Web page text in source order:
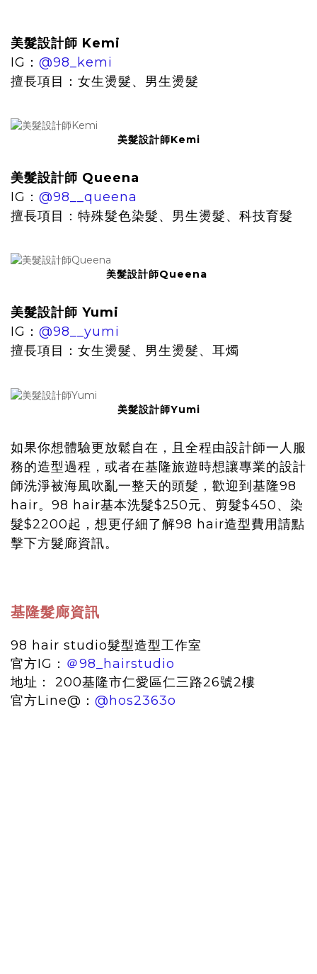
美髮設計師 Kemi
IG： @98_kemi
擅長項目：女生燙髮、男生燙髮
美髮設計師Kemi
美髮設計師 Queena
IG： @98__queena
擅長項目：特殊髮色染髮、男生燙髮、科技育髮
美髮設計師Queena
美髮設計師 Yumi
IG： @98__yumi
擅長項目：女生燙髮、男生燙髮、耳燭
美髮設計師Yumi
如果你想體驗更放鬆自在，且全程由設計師一人服
務的造型過程，或者在基隆旅遊時想讓專業的設計
師洗淨被海風吹亂一整天的頭髮，歡迎到基隆98
hair。98 hair基本洗髮$250元、剪髮$450、染
髮$2200起，想更仔細了解98 hair造型費用請點
擊下方髮廊資訊。
基隆髮廊資訊
98 hair studio髮型造型工作室
官方IG： ＠98_hairstudio
地址： 200基隆市仁愛區仁三路26號2樓
官方Line@： @hos2363o